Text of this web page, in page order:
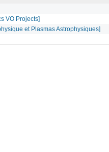
VO Projects]
et Plasmas Astrophysiques]